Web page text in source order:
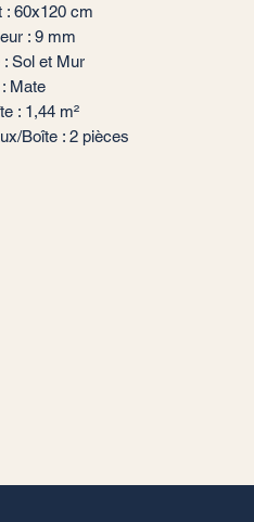
: 60x120 cm
: 9 mm
Sol et Mur
Mate
: 1,44 m²
Boîte : 2 pièces